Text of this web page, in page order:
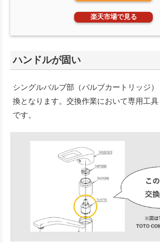
楽天市場で見る
ハンドルが固い
シングルバルブ部（バルブカートリッジ
換となります。交換作業において専用工
です。